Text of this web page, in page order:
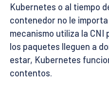
Kubernetes o al tiempo
contenedor no le
mecanismo utiliza la
los paquetes lleguen a
estar, Kubernetes
contentos.